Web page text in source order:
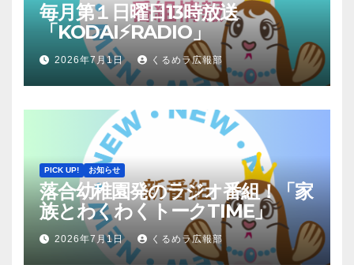
毎月第１日曜日13時放送
「KODAI⚡RADIO」
2026年7月1日 くるめラ広報部
PICK UP! お知らせ
落合幼稚園発のラジオ番組！「家
族とわくわくトークTIME」
2026年7月1日 くるめラ広報部